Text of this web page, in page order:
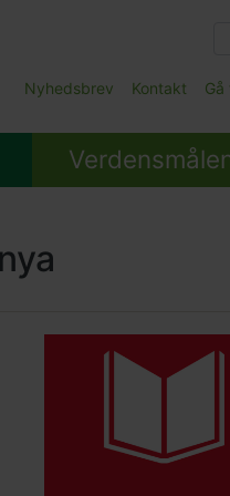
Main
Submenu
Nyhedsbrev Kontakt